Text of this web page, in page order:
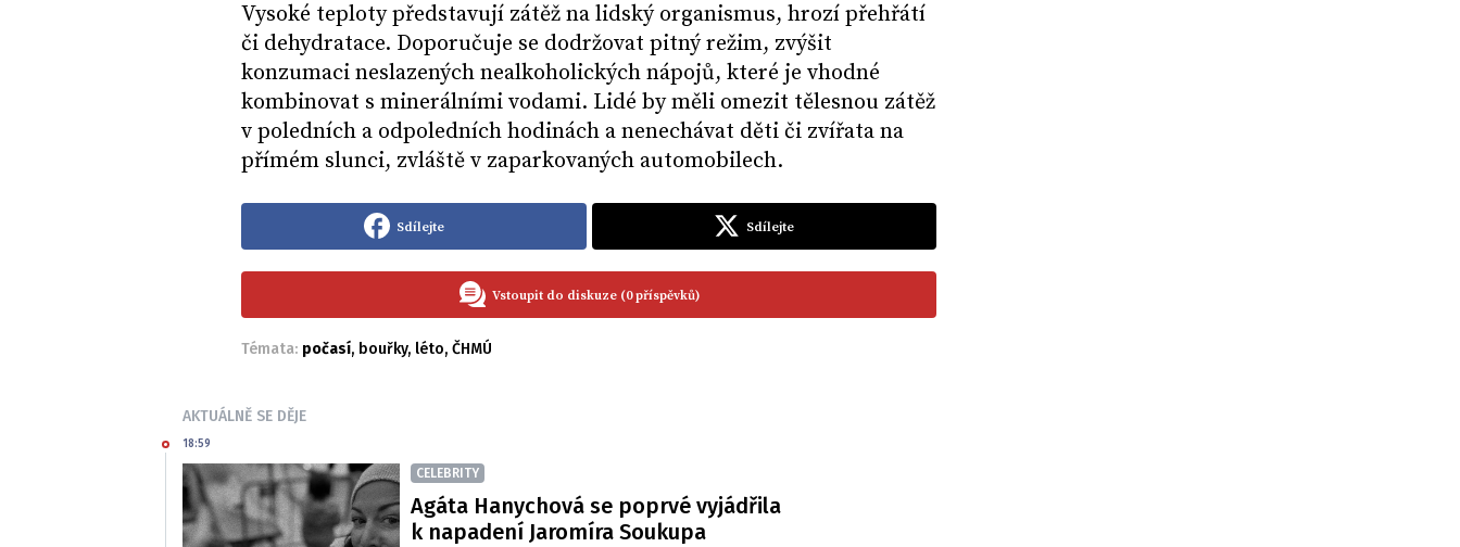
Vysoké teploty představují zátěž na lidský organismus, hrozí přehřátí
či dehydratace. Doporučuje se dodržovat pitný režim, zvýšit
konzumaci neslazených nealkoholických nápojů, které je vhodné
kombinovat s minerálními vodami. Lidé by měli omezit tělesnou zátěž
v poledních a odpoledních hodinách a nenechávat děti či zvířata na
přímém slunci, zvláště v zaparkovaných automobilech.
Sdílejte Sdílejte
Vstoupit do diskuze (0 příspěvků)
Témata: počasí, bouřky, léto, ČHMÚ
AKTUÁLNĚ SE DĚJE
18:59
CELEBRITY
Agáta Hanychová se poprvé vyjádřila
k napadení Jaromíra Soukupa